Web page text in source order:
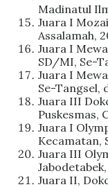
Madinatul
Juara I
Assalamah,
Juara I
SD/MI, Se-
Juara I
Se-Tangsel,
Juara III
Puskesmas,
Juara I
Kecamatan,
Juara III
Juara II,